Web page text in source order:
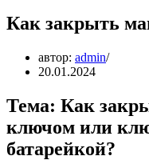
Как закрыть
автор: admin
20.01.2024
Тема: Как
ключом или
батарейкой?